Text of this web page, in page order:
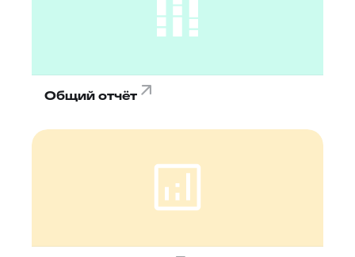
Общий отчёт